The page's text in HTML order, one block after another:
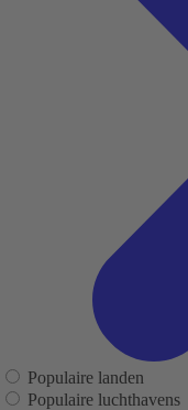
Populaire landen
Populaire luchthavens